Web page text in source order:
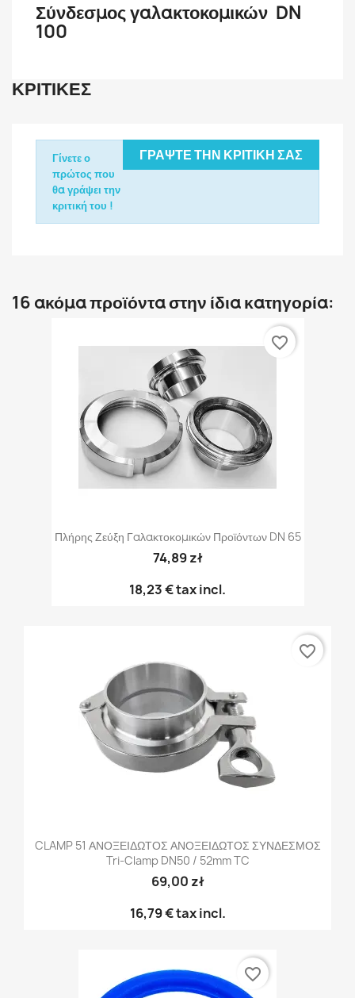
Σύνδεσμος γαλακτοκομικών DN
100
ΚΡΙΤΙΚΈΣ
ΓΡΆΨΤΕ ΤΗΝ ΚΡΙΤΙΚΉ ΣΑΣ
Γίνετε ο
πρώτος που
θα γράψει την
κριτική του !
16 ακόμα προϊόντα στην ίδια κατηγορία:
Πλήρης Ζεύξη Γαλακτοκομικών Προϊόντων DN 65
74,89 zł
18,23 €tax incl.
favorite_border
CLAMP 51 ΑΝΟΞΕΙΔΩΤΟΣ ΑΝΟΞΕΙΔΩΤΟΣ ΣΥΝΔΕΣΜΟΣ
Tri-Clamp DN50 / 52mm TC
69,00 zł
16,79 €tax incl.
favorite_border
favorite_border